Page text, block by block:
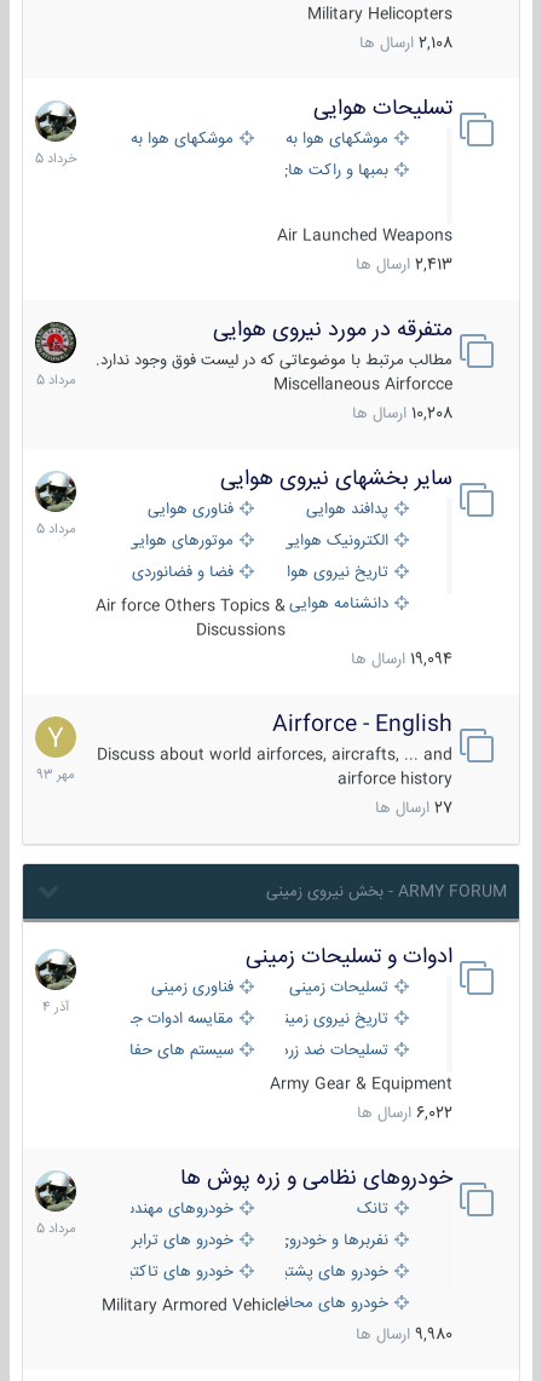
Military Helicopters
2,108 ارسال ها
تسلیحات هوایی
موشکهای هوا به هوا
موشکهای هوا به سطح
بمبها و راکت های هوایی
Air Launched Weapons
2,413 ارسال ها
30
خرداد
1405
متفرقه در مورد نیروی هوایی
مطالب مرتبط با موضوعاتی که در لیست فوق وجود ندارد.
Miscellaneous Airforcce
10,208 ارسال ها
7
مرداد
1405
سایر بخشهای نیروی هوایی
پدافند هوایی
فناوری هوایی
الکترونیک هوایی
موتورهای هوایی
تاریخ نیروی هوایی
فضا و فضانوردی
دانشنامه هواییAir force Others Topics &
Discussions
19,094 ارسال ها
2
مرداد
1405
Airforce - English
Discuss about world airforces, aircrafts, ... and
airforce history
27 ارسال ها
15
مهر
1393
ARMY FORUM - بخش نیروی زمینی
ادوات و تسلیحات زمینی
تسلیحات زمینی
فناوری زمینی
تاریخ نیروی زمینی
مقایسه ادوات جنگی
تسلیحات ضد زره
سیستم های حفاظت فعال
Army Gear & Equipment
6,022 ارسال ها
21
آذر
1404
خودروهای نظامی و زره پوش ها
تانک
خودروهای مهندسی
نفربرها و خودروی های رزمی پیاده نظام
خودرو های ترابری نظامی
خودرو های پشتیبانی آتش ، شناسایی و ضد تانک
خودرو های تاکتیکی نظامی
خودرو های محافظت شدهMilitary Armored Vehicle
9,980 ارسال ها
2
مرداد
1405